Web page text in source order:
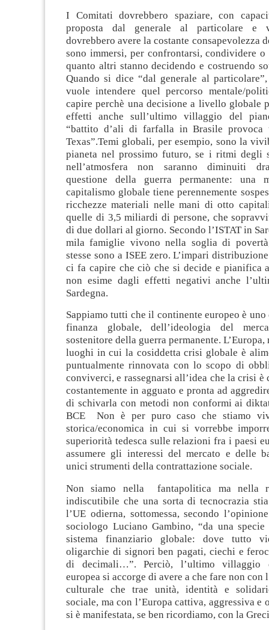
I Comitati dovrebbero spaziare, con
proposta dal generale al particolare e
dovrebbero avere la costante consapevolezza
sono immersi, per confrontarsi, condividere o
quanto altri stanno decidendo e costruendo
Quando si dice “dal generale al
vuole intendere quel percorso mentale/
capire perchè una decisione a livello globale
effetti anche sull’ultimo villaggio del
“battito d’ali di farfalla in Brasile provoca
Texas”.Temi globali, per esempio, sono la
pianeta nel prossimo futuro, se i ritmi degli
nell’atmosfera non saranno diminuiti
questione della guerra permanente: una
capitalismo globale tiene perennemente
ricchezze materiali nelle mani di otto
quelle di 3,5 miliardi di persone, che
di due dollari al giorno. Secondo l’ISTAT in
mila famiglie vivono nella soglia di
stesse sono a ISEE zero. L’impari
ci fa capire che ciò che si decide e pianifica
non esime dagli effetti negativi anche
Sardegna.
Sappiamo tutti che il continente europeo è
finanza globale, dell’ideologia del
sostenitore della guerra permanente.
luoghi in cui la cosiddetta crisi globale è
puntualmente rinnovata con lo scopo di
conviverci, e rassegnarsi all’idea che la crisi è
costantemente in agguato e pronta ad
di schivarla con metodi non conformi ai
BCE Non è per puro caso che stiamo
storica/economica in cui si vorrebbe
superiorità tedesca sulle relazioni fra i paesi
assumere gli interessi del mercato e delle
unici strumenti della contrattazione sociale.
Non siamo nella fantapolitica ma nella
indiscutibile che una sorta di tecnocrazia
l’UE odierna, sottomessa, secondo
sociologo Luciano Gambino, “da una
sistema finanziario globale: dove tutto
oligarchie di signori ben pagati, ciechi e
di decimali…”. Perciò, l’ultimo villaggio
europea si accorge di avere a che fare non con
culturale che trae unità, identità e
sociale, ma con l’Europa cattiva, aggressiva e
si è manifestata, se ben ricordiamo, con la